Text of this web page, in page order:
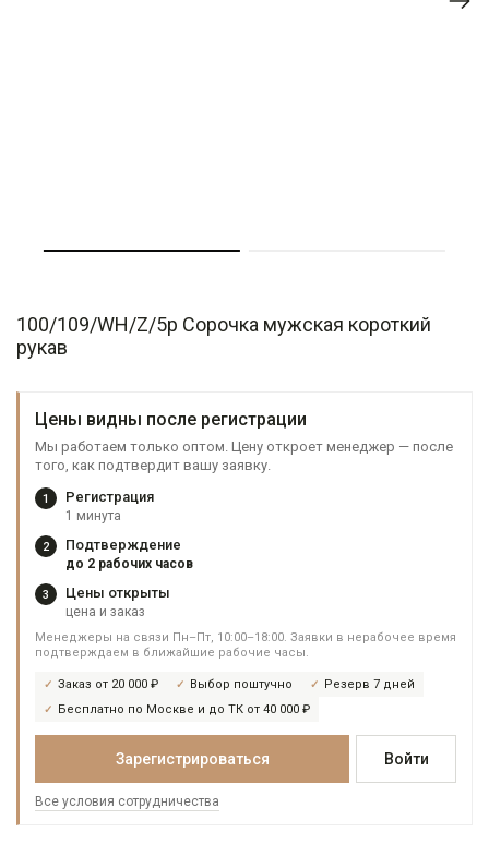
100/109/WH/Z/5p Сорочка мужская короткий
рукав
Цены видны после регистрации
Мы работаем только оптом. Цену откроет менеджер — после
того, как подтвердит вашу заявку.
1 Регистрация
1 минута
2 Подтверждение
до 2 рабочих часов
3 Цены открыты
цена и заказ
Менеджеры на связи Пн–Пт, 10:00–18:00. Заявки в нерабочее время
подтверждаем в ближайшие рабочие часы.
Заказ от 20 000 ₽ Выбор поштучно
Резерв 7 дней
Бесплатно по Москве и до ТК от 40 000 ₽
Зарегистрироваться Войти
Все условия сотрудничества